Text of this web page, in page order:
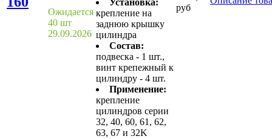
Ожидается
40 шт
29.09.2026
Установка:
крепление на
заднюю крышку
цилиндра
Состав:
подвеска - 1 шт.,
винт крепежный к
цилиндру - 4 шт.
Применение:
крепление
цилиндров серии
32, 40, 60, 61, 62,
63, 67 и 32K
руб